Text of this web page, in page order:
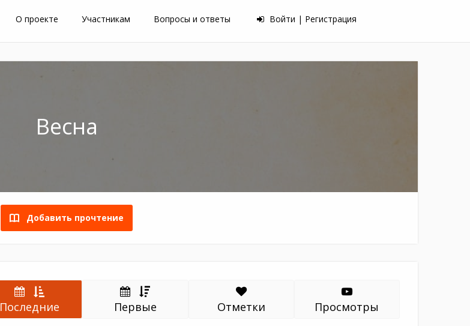
О проекте Участникам Вопросы и ответы Войти | Регистрация
Весна
Добавить прочтение
Последние Первые Отметки Просмотры